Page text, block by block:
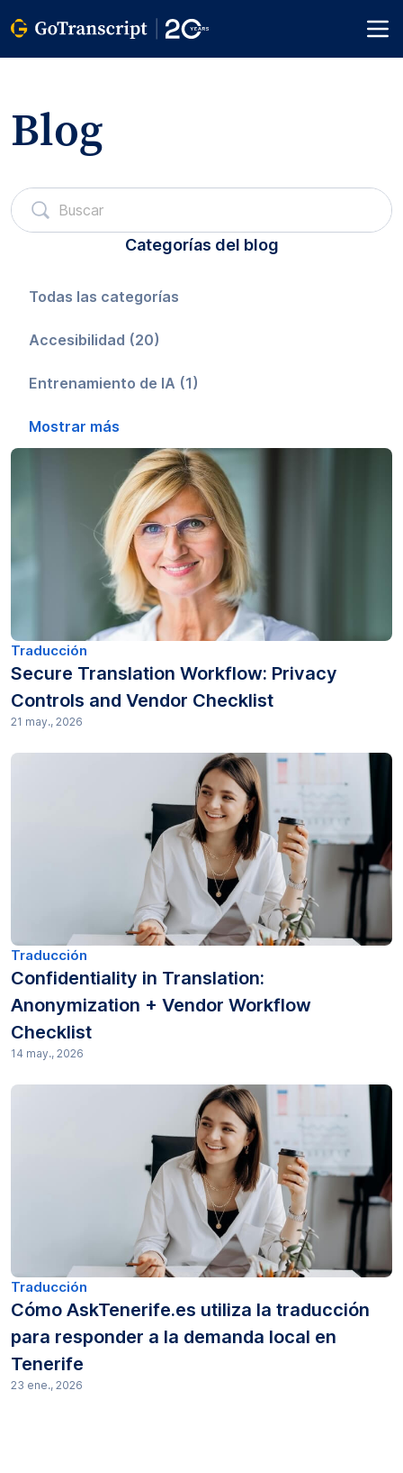
Blog
Categorías del blog
Todas las categorías
Accesibilidad (20)
Entrenamiento de IA (1)
Edición de audio (1)
Transcripción automática (1)
Leyendas (2)
Educación (4)
Consejos de Gotranscript (1)
Guías prácticas (240)
Investigación de mercado (29)
Productividad (5)
Investigación (64)
Transcripción (129)
Transcripciones (21)
Traducción (3)
Mostrar más
Traducción
Secure Translation Workflow: Privacy
Controls and Vendor Checklist
21 may., 2026
Traducción
Confidentiality in Translation:
Anonymization + Vendor Workflow
Checklist
14 may., 2026
Traducción
Cómo AskTenerife.es utiliza la traducción
para responder a la demanda local en
Tenerife
23 ene., 2026